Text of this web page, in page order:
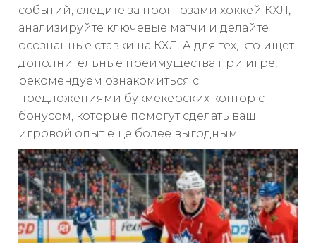
событий, следите за прогнозами хоккей КХЛ,
анализируйте ключевые матчи и делайте
осознанные ставки на КХЛ. А для тех, кто ищет
дополнительные преимущества при игре,
рекомендуем ознакомиться с
предложениями букмекерских контор с
бонусом, которые помогут сделать ваш
игровой опыт еще более выгодным.